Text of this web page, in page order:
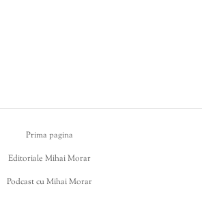
Prima pagina
Editoriale Mihai Morar
Podcast cu Mihai Morar